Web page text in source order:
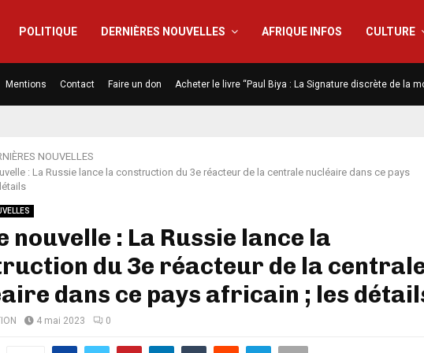
POLITIQUE DERNIÈRES NOUVELLES AFRIQUE INFOS CULTURE
Mentions Contact Faire un don Acheter le livre “Paul Biya : La Signature discrète de la
NOUVELLES
: La Russie lance la construction du 3e réacteur de la centrale nucléaire dans ce pays
nouvelle : La Russie lance la
du 3e réacteur de la
dans ce pays africain ; les
4 mai 2023 0